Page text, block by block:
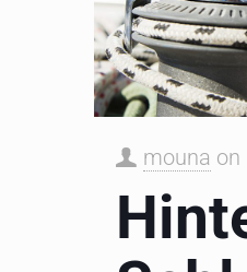
mouna on